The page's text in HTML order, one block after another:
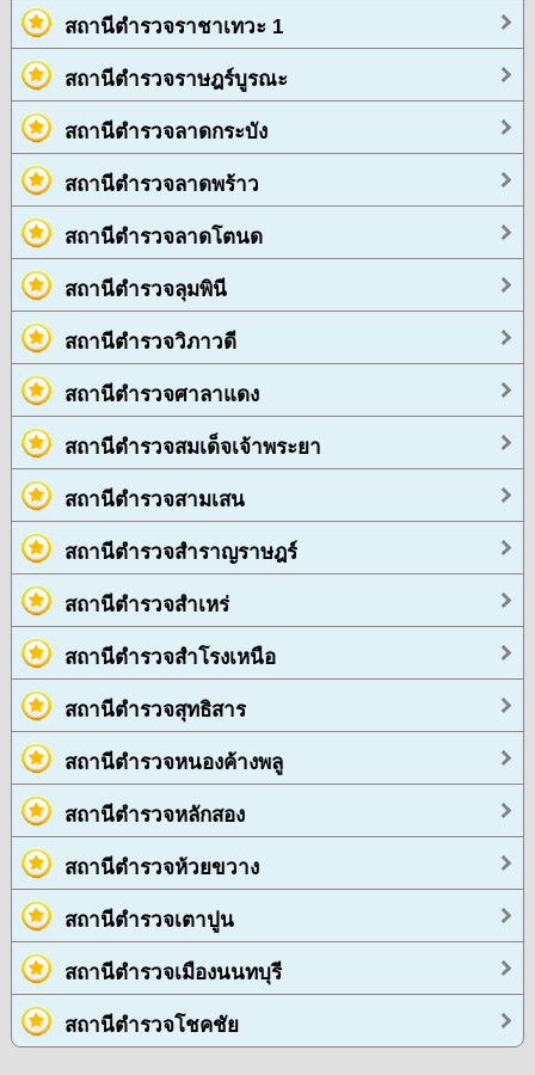
สถานีตำรวจราชาเทวะ 1
สถานีตำรวจราษฎร์บูรณะ
สถานีตำรวจลาดกระบัง
สถานีตำรวจลาดพร้าว
สถานีตำรวจลาดโตนด
สถานีตำรวจลุมพินี
สถานีตำรวจวิภาวดี
สถานีตำรวจศาลาแดง
สถานีตำรวจสมเด็จเจ้าพระยา
สถานีตำรวจสามเสน
สถานีตำรวจสำราญราษฎร์
สถานีตำรวจสำเหร่
สถานีตำรวจสำโรงเหนือ
สถานีตำรวจสุทธิสาร
สถานีตำรวจหนองค้างพลู
สถานีตำรวจหลักสอง
สถานีตำรวจห้วยขวาง
สถานีตำรวจเตาปูน
สถานีตำรวจเมืองนนทบุรี
สถานีตำรวจโชคชัย